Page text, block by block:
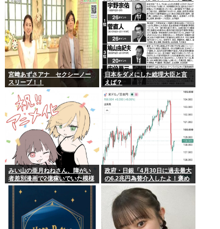
宮﨑あずさアナ セクシーノー
スリーブ！！
日本をダメにした総理大臣と言
えば？
みい山の亜月ねねさん、障がい
者差別漫画で2億稼いでいた模様
www
政府・日銀「4月30日に過去最大
の6.2兆円為替介入したよ！褒め
てよ！」